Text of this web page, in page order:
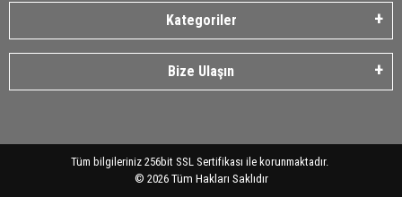
Kategoriler
Bize Ulaşın
Tüm bilgileriniz 256bit SSL Sertifikası ile korunmaktadır.
© 2026 Tüm Hakları Saklıdır